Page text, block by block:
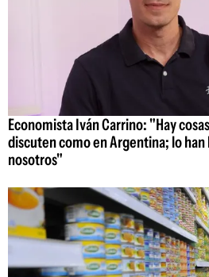
Economista Iván Carrino: "Hay
discuten como en Argentina; lo
nosotros"